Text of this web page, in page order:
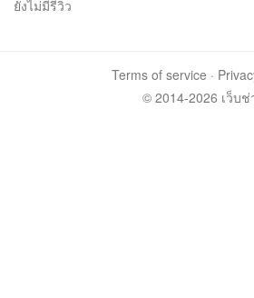
ยังไม่มีรีวิว
Terms of service ·
© 2014-2026 เว็บช่